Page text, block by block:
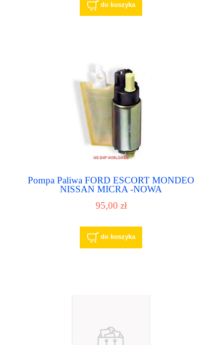
do koszyka
Pompa Paliwa FORD ESCORT MONDEO
NISSAN MICRA -NOWA
95,00 zł
do koszyka